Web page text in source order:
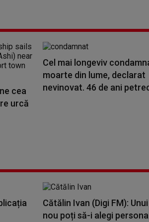
cea
urcă
Cel mai longeviv
moarte din lume, declarat
nevinovat. 46 de ani
Cătălin Ivan (Digi FM):
nou poți să-i alegi